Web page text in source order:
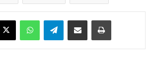
X WhatsAppTelegramEnviar vía email Imprimir